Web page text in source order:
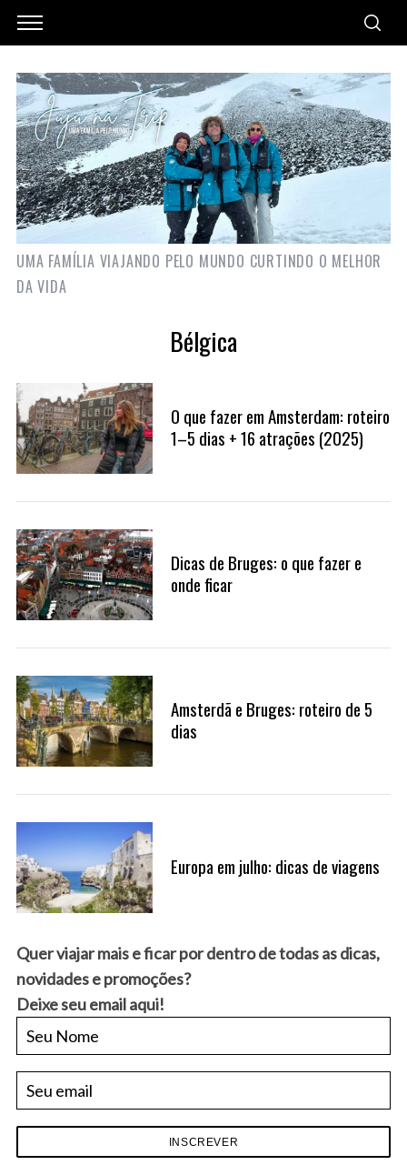
UMA FAMÍLIA VIAJANDO PELO MUNDO CURTINDO O MELHOR
DA VIDA
Bélgica
O que fazer em Amsterdam: roteiro
1–5 dias + 16 atrações (2025)
Dicas de Bruges: o que fazer e
onde ficar
Amsterdã e Bruges: roteiro de 5
dias
Europa em julho: dicas de viagens
Quer viajar mais e ficar por dentro de todas as dicas,
novidades e promoções?
Deixe seu email aqui!
S
e
r
c
h
f
r